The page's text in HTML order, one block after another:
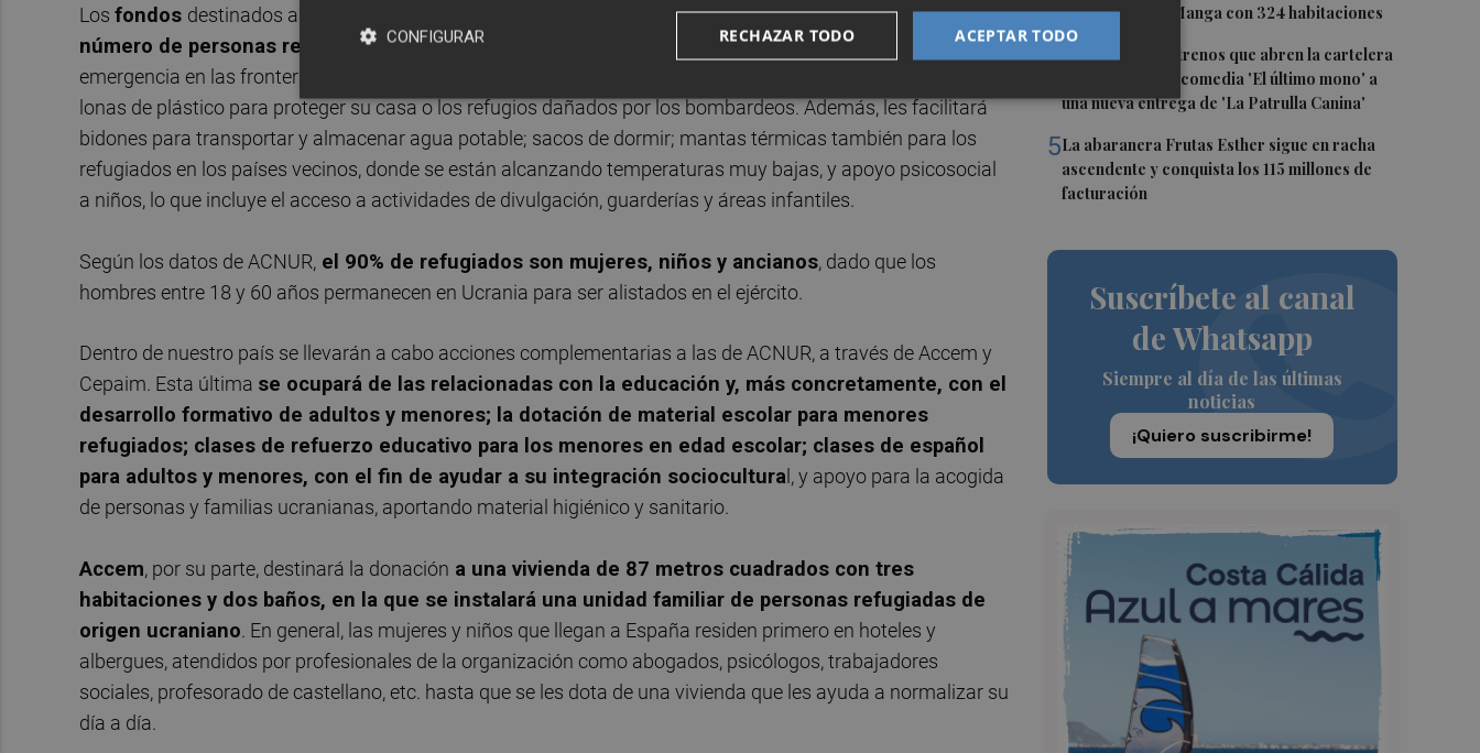
estrellas en La Manga con 324 habitaciones
4Estos son los estrenos que abren la cartelera
en agosto: de la comedia 'El último mono' a
una nueva entrega de 'La Patrulla Canina'
5La abaranera Frutas Esther sigue en racha
ascendente y conquista los 115 millones de
facturación
Suscríbete al canal
de Whatsapp
Siempre al día de las últimas
noticias
¡Quiero suscribirme!
Los fondos destinados a ACNUR le permitirán atender a
5.719 refugiados (cifra a la que se sumará el
número de personas refugiadas atendidas en España)
, que serán beneficiarios de asistencia de
emergencia en las fronteras y de ayuda para proteger a las familias en el país asediado y les proporcionará
lonas de plástico para proteger su casa o los refugios dañados por los bombardeos. Además, les facilitará
bidones para transportar y almacenar agua potable; sacos de dormir; mantas térmicas también para los
refugiados en los países vecinos, donde se están alcanzando temperaturas muy bajas, y apoyo psicosocial
a niños, lo que incluye el acceso a actividades de divulgación, guarderías y áreas infantiles.
Según los datos de ACNUR, el 90% de refugiados son mujeres, niños y ancianos, dado que los
hombres entre 18 y 60 años permanecen en Ucrania para ser alistados en el ejército.
Dentro de nuestro país se llevarán a cabo acciones complementarias a las de ACNUR, a través de Accem y
Cepaim. Esta última se ocupará de las relacionadas con la educación y, más concretamente, con el
desarrollo formativo de adultos y menores; la dotación de material escolar para menores
refugiados; clases de refuerzo educativo para los menores en edad escolar; clases de español
para adultos y menores, con el fin de ayudar a su integración sociocultura l, y apoyo para la acogida
de personas y familias ucranianas, aportando material higiénico y sanitario.
Accem, por su parte, destinará la donación a una vivienda de 87 metros cuadrados con tres
habitaciones y dos baños, en la que se instalará una unidad familiar de personas refugiadas de
origen ucraniano. En general, las mujeres y niños que llegan a España residen primero en hoteles y
albergues, atendidos por profesionales de la organización como abogados, psicólogos, trabajadores
sociales, profesorado de castellano, etc. hasta que se les dota de una vivienda que les ayuda a normalizar su
día a día.
ACEPTAR TODO
RECHAZAR TODO
CONFIGURAR